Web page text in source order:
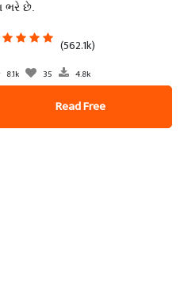
ભરે છે.
(562.1k)
8.1k 35 4.8k
Read Free